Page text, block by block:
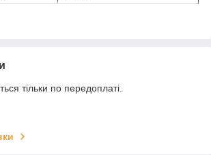
тільки по передоплаті.